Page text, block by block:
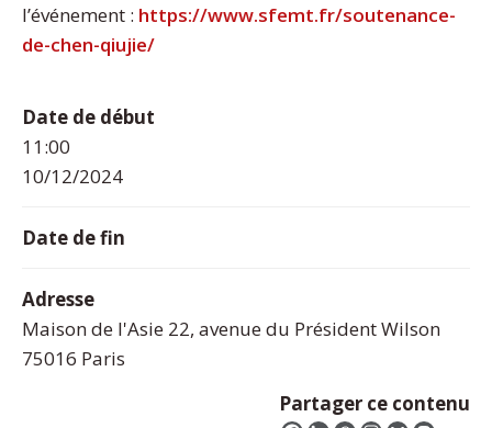
l’événement : https://www.sfemt.fr/soutenance-
de-chen-qiujie/
Date de début
11:00
10/12/2024
Date de fin
Adresse
Maison de l'Asie 22, avenue du Président Wilson
75016 Paris
Partager ce contenu